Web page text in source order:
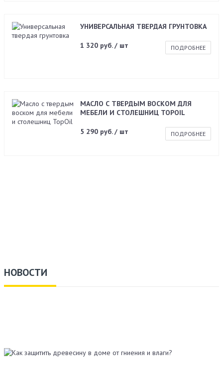
УНИВЕРСАЛЬНАЯ ТВЕРДАЯ ГРУНТОВКА
1 320 руб. / шт ПОДРОБНЕЕ
МАСЛО С ТВЕРДЫМ ВОСКОМ ДЛЯ
МЕБЕЛИ И СТОЛЕШНИЦ TOPOIL
5 290 руб. / шт ПОДРОБНЕЕ
НОВОСТИ